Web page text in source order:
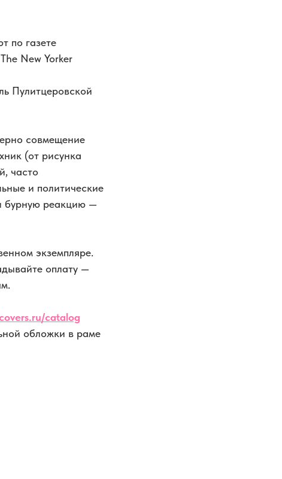
по газете
New Yorker
Пулитцеровской
совмещение
(от рисунка
часто
и политические
бурную реакцию —
экземпляре.
оплату —
catalog
обложки в раме